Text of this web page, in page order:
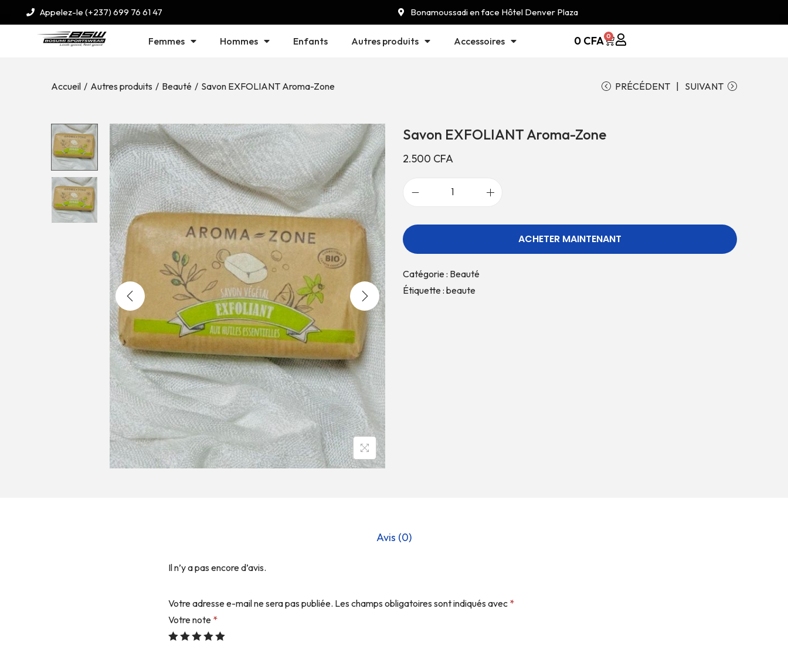
Appelez-le (+237) 699 76 61 47 Bonamoussadi en face Hôtel Denver Plaza
Femmes Hommes Enfants Autres produits Accessoires 0 CFA 0
Accueil / Autres produits / Beauté / Savon EXFOLIANT Aroma-Zone PRÉCÉDENT SUIVANT
Savon EXFOLIANT Aroma-Zone
2.500 CFA
ACHETER MAINTENANT
Catégorie : Beauté
Étiquette : beaute
Avis (0)
Il n’y a pas encore d’avis.
Votre adresse e-mail ne sera pas publiée. Les champs obligatoires sont indiqués avec *
Votre note *